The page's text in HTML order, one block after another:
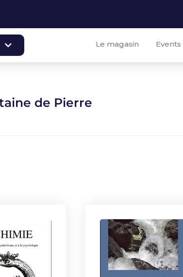
Le magasin Events
de Pierre